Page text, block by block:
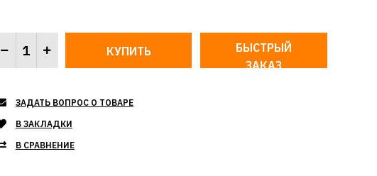
БЫСТРЫЙ
ЗАКАЗ
ЗАДАТЬ ВОПРОС О ТОВАРЕ
В ЗАКЛАДКИ
В СРАВНЕНИЕ